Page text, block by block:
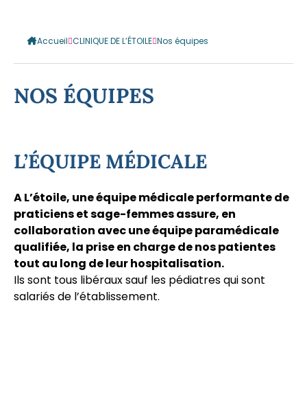
Accueil CLINIQUE DE L’ÉTOILE Nos équipes
NOS ÉQUIPES
L’ÉQUIPE MÉDICALE
A L’étoile, une équipe médicale performante de
praticiens et sage-femmes assure, en
collaboration avec une équipe paramédicale
qualifiée, la prise en charge de nos patientes
tout au long de leur hospitalisation.
Ils sont tous libéraux sauf les pédiatres qui sont
salariés de l’établissement.